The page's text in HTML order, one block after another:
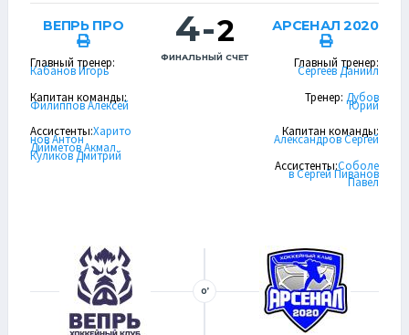
ВЕПРЬ ПРО
Главный тренер:
Кабанов Игорь
Капитан команды:
Филиппов Алексей
Ассистенты:Харито
нов Антон
Дийметов Акмал
Куликов Дмитрий
4-2
ФИНАЛЬНЫЙ СЧЕТ
АРСЕНАЛ 2020
Главный тренер:
Сергеев Даниил
Тренер: Дубов
Юрий
Капитан команды:
Александров Сергей
Ассистенты:Соболе
в СергейПиванов
Павел
0’